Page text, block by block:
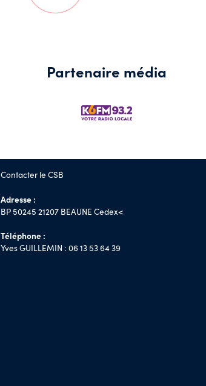
Partenaire média
Contacter le CSB
Adresse :
BP 50245 21207 BEAUNE Cedex<
Téléphone :
Yves GUILLEMIN : 06 13 53 64 39